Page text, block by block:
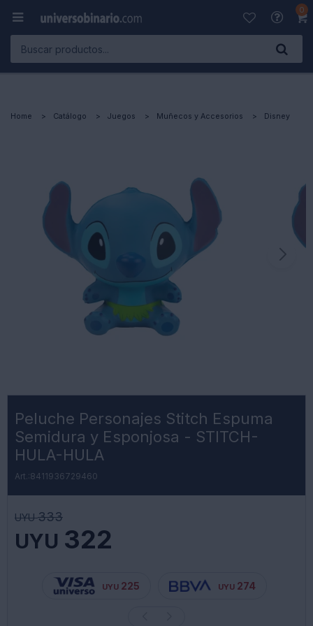
0

Home Catálogo Juegos Muñecos y Accesorios Disney
Peluche Personajes Stitch Espuma
Semidura y Esponjosa - STITCH-
HULA-HULA
8411936729460
UYU 322
UYU 333
UYU 225 UYU 274